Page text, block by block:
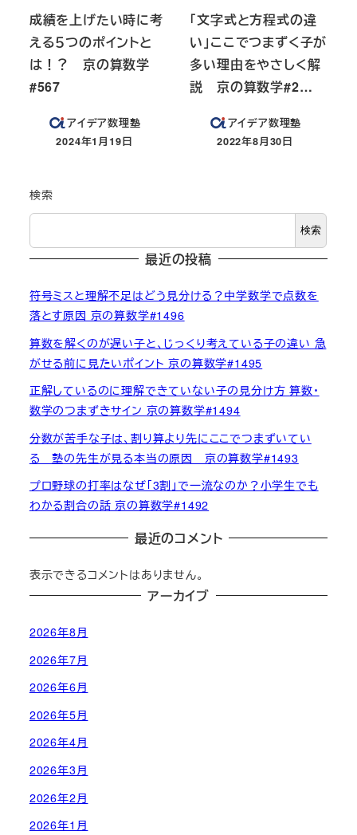
成績を上げたい時に考
える５つのポイントと
は！？ 京の算数学
#567
アイデア数理塾
投稿日
2024年1月19日
「文字式と方程式の違
い」ここでつまずく子が
多い理由をやさしく解
説 京の算数学#2…
アイデア数理塾
投稿日
2022年8月30日
検索
検索
最近の投稿
符号ミスと理解不足はどう見分ける？中学数学で点数を
落とす原因 京の算数学#1496
算数を解くのが遅い子と、じっくり考えている子の違い 急
がせる前に見たいポイント 京の算数学#1495
正解しているのに理解できていない子の見分け方 算数・
数学のつまずきサイン 京の算数学#1494
分数が苦手な子は、割り算より先にここでつまずいてい
る 塾の先生が見る本当の原因 京の算数学#1493
プロ野球の打率はなぜ「3割」で一流なのか？小学生でも
わかる割合の話 京の算数学#1492
最近のコメント
表示できるコメントはありません。
アーカイブ
2026年8月
2026年7月
2026年6月
2026年5月
2026年4月
2026年3月
2026年2月
2026年1月